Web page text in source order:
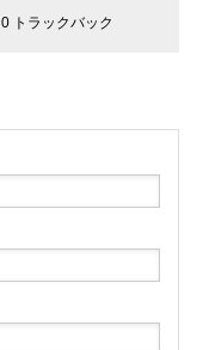
0 トラックバック